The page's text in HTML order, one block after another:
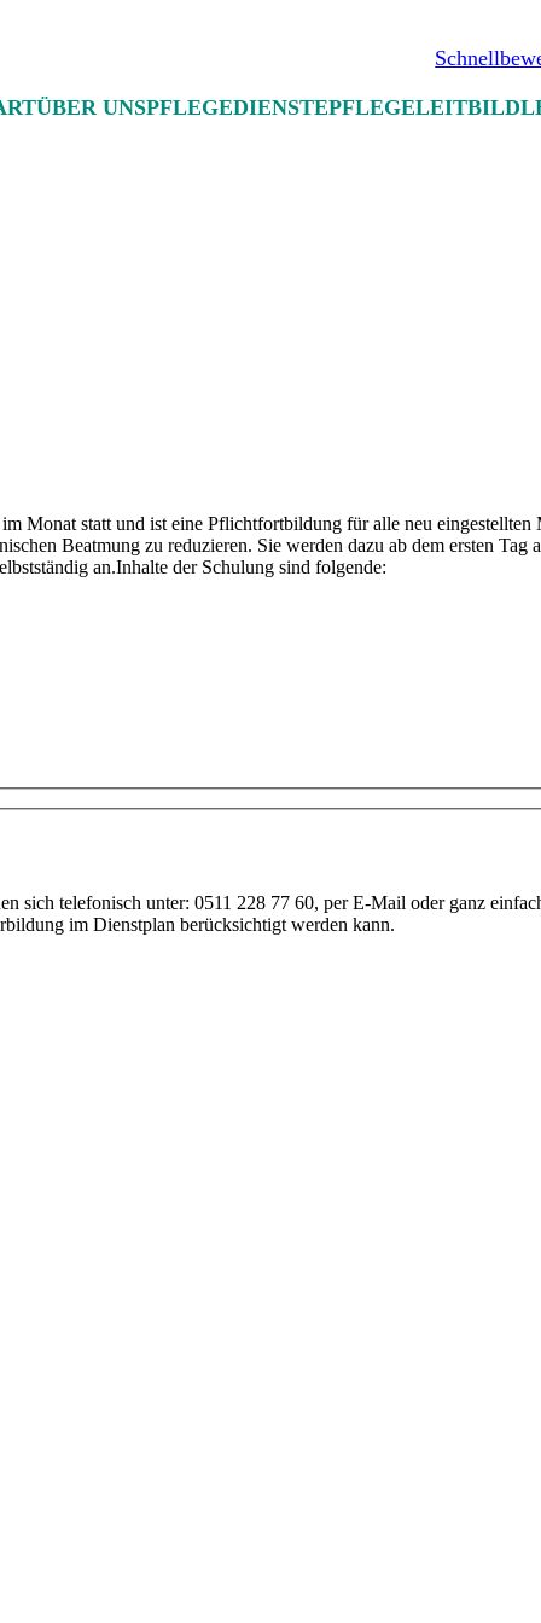
ÜBER UNSPFLEGEDIENSTEPFLEGELEITBILD
Monat statt und ist eine Pflichtfortbildung für alle neu
Beatmung zu reduzieren. Sie werden dazu ab dem ersten
an.Inhalte der Schulung sind folgende:
sich telefonisch unter: 0511 228 77 60, per E-Mail oder ganz
im Dienstplan berücksichtigt werden kann.